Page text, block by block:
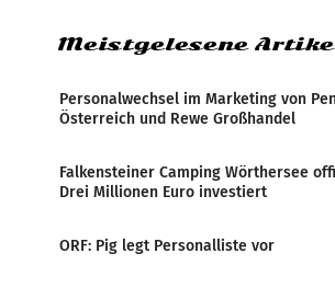
Meistgelesene
Personalwechsel im Marketing von
Österreich und Rewe Großhandel
Falkensteiner Camping Wörthersee
Drei Millionen Euro investiert
ORF: Pig legt Personalliste vor